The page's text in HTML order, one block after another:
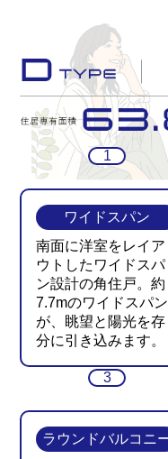
ワイドスパン
南面に洋室をレイア
ウトしたワイドスパ
ン設計の角住戸。約
7.7mのワイドスパン
が、眺望と陽光を存
分に引き込みます。
ラウンドバルコニ